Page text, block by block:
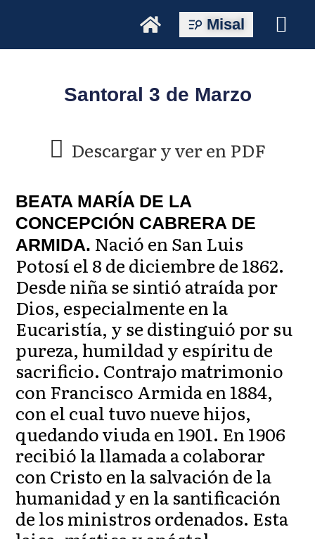
Misal
Santoral 3 de Marzo
Descargar y ver en PDF
BEATA MARÍA DE LA
CONCEPCIÓN CABRERA DE
ARMIDA. Nació en San Luis
Potosí el 8 de diciembre de 1862.
Desde niña se sintió atraída por
Dios, especialmente en la
Eucaristía, y se distinguió por su
pureza, humildad y espíritu de
sacrificio. Contrajo matrimonio
con Francisco Armida en 1884,
con el cual tuvo nueve hijos,
quedando viuda en 1901. En 1906
recibió la llamada a colaborar
con Cristo en la salvación de la
humanidad y en la santificación
de los ministros ordenados. Esta